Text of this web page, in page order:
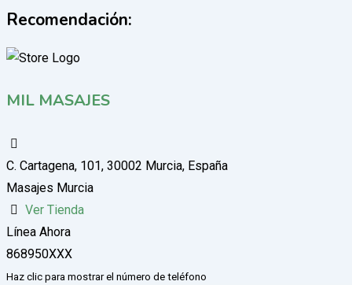
Recomendación:
MIL MASAJES
C. Cartagena, 101, 30002 Murcia, España
Masajes Murcia
Ver Tienda
Línea Ahora
868950XXX
Haz clic para mostrar el número de teléfono